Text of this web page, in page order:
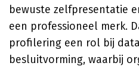
bewuste zelfpresentatie
een professioneel merk.
profilering een rol bij
besluitvorming, waarbij